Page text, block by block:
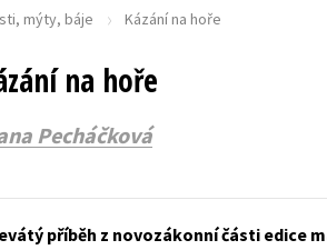
Dárkové publikace
Digitální fotografie
Esoterika a duchovní svět
Hobby
mýty, báje Kázání na hoře
na hoře
Pecháčková
příběh z novozákonní části edice